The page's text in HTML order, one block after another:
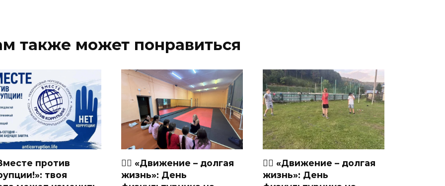
также может понравиться
против
твоя
🏃‍♂ «Движение – долгая
жизнь»: День
🏃‍♂ «Движение – долгая
жизнь»: День